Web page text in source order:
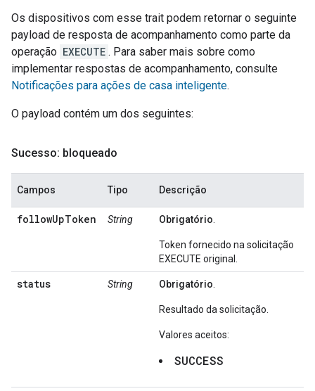
Os dispositivos com esse trait podem retornar o seguinte
payload de resposta de acompanhamento como parte da
operação EXECUTE . Para saber mais sobre como
implementar respostas de acompanhamento, consulte
Notificações para ações de casa inteligente.
O payload contém um dos seguintes:
Sucesso: bloqueado
Campos Tipo Descrição
followUpToken String Obrigatório
Token fornecido na solicitação
EXECUTE original.
status String Obrigatório
Resultado da solicitação.
Valores aceitos:
SUCCESS